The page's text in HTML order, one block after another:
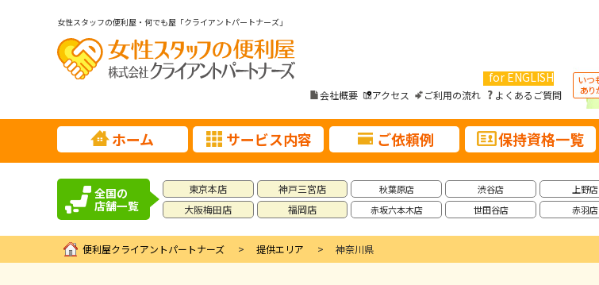
女性スタッフの便利屋・何でも屋「クライアントパートナーズ」
for ENGLISH
会社概要 アクセス ご利用の流れ よくあるご質問
ホーム サービス内容 ご依頼例 保持資格一覧
全国の
店舗一覧
東京本店
大阪梅田店
神戸三宮店
福岡店
秋葉原店
赤坂六本木店
渋谷店
世田谷店
上野店
赤羽店
便利屋クライアントパートナーズ 提供エリア 神奈川県